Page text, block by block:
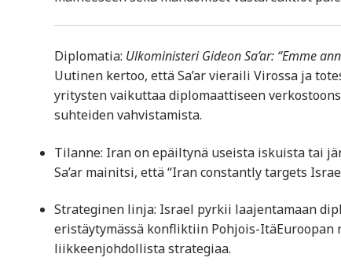
Diplomatia: Ulkoministeri Gideon Sa’ar: “Emme
Uutinen kertoo, että Sa’ar vieraili Virossa ja
yritysten vaikuttaa diplomaattiseen
suhteiden vahvistamista.
Tilanne: Iran on epäiltynä useista iskuista tai
Sa’ar mainitsi, että “Iran constantly targets
Strateginen linja: Israel pyrkii laajentamaan
eristäytymässä konfliktiin Pohjois-
liikkeenjohdollista strategiaa.